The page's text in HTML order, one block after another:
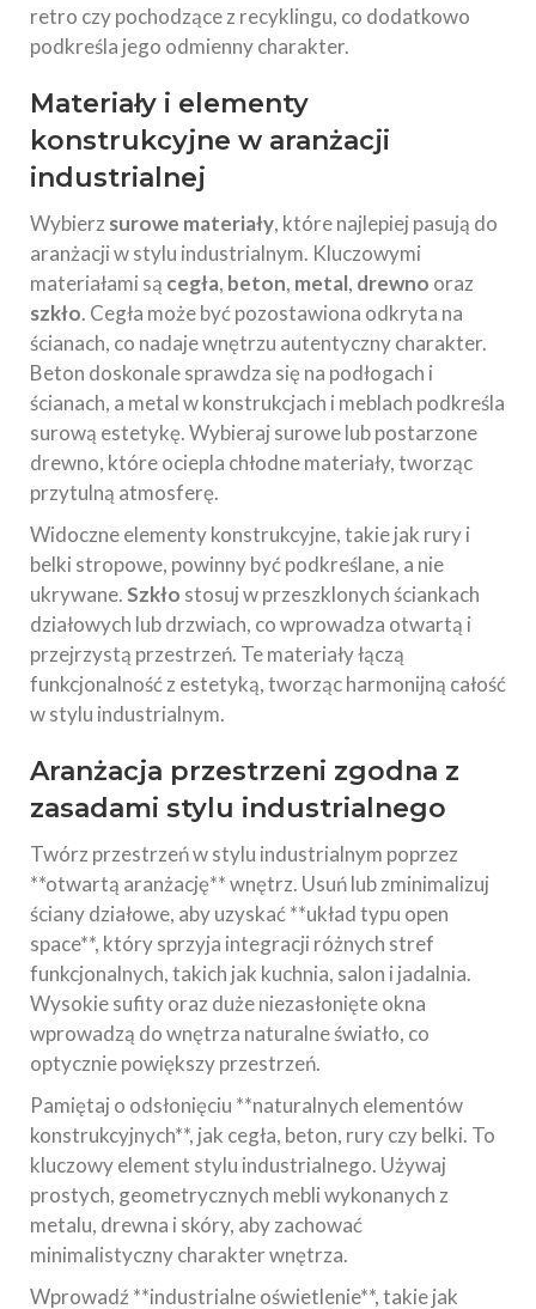
retro czy pochodzące z recyklingu, co dodatkowo
podkreśla jego odmienny charakter.
Materiały i elementy
konstrukcyjne w aranżacji
industrialnej
Wybierz surowe materiały, które najlepiej pasują do
aranżacji w stylu industrialnym. Kluczowymi
materiałami są cegła, beton, metal, drewno oraz
szkło. Cegła może być pozostawiona odkryta na
ścianach, co nadaje wnętrzu autentyczny charakter.
Beton doskonale sprawdza się na podłogach i
ścianach, a metal w konstrukcjach i meblach podkreśla
surową estetykę. Wybieraj surowe lub postarzone
drewno, które ociepla chłodne materiały, tworząc
przytulną atmosferę.
Widoczne elementy konstrukcyjne, takie jak rury i
belki stropowe, powinny być podkreślane, a nie
ukrywane.Szkło stosuj w przeszklonych ściankach
działowych lub drzwiach, co wprowadza otwartą i
przejrzystą przestrzeń. Te materiały łączą
funkcjonalność z estetyką, tworząc harmonijną całość
w stylu industrialnym.
Aranżacja przestrzeni zgodna z
zasadami stylu industrialnego
Twórz przestrzeń w stylu industrialnym poprzez
**otwartą aranżację** wnętrz. Usuń lub zminimalizuj
ściany działowe, aby uzyskać **układ typu open
space**, który sprzyja integracji różnych stref
funkcjonalnych, takich jak kuchnia, salon i jadalnia.
Wysokie sufity oraz duże niezasłonięte okna
wprowadzą do wnętrza naturalne światło, co
optycznie powiększy przestrzeń.
Pamiętaj o odsłonięciu **naturalnych elementów
konstrukcyjnych**, jak cegła, beton, rury czy belki. To
kluczowy element stylu industrialnego. Używaj
prostych, geometrycznych mebli wykonanych z
metalu, drewna i skóry, aby zachować
minimalistyczny charakter wnętrza.
Wprowadź **industrialne oświetlenie**, takie jak